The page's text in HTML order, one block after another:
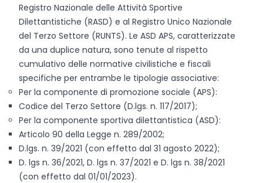
Registro Nazionale delle Attività Sportive
Dilettantistiche (RASD) e al Registro Unico Nazionale
del Terzo Settore (RUNTS). Le ASD APS, caratterizzate
da una duplice natura, sono tenute al rispetto
cumulativo delle normative civilistiche e fiscali
specifiche per entrambe le tipologie associative:
Per la componente di promozione sociale (APS):
Codice del Terzo Settore (D.lgs. n. 117/2017);
Per la componente sportiva dilettantistica (ASD):
Articolo 90 della Legge n. 289/2002;
D.lgs. n. 39/2021 (con effetto dal 31 agosto 2022);
D. lgs n. 36/2021, D. lgs n. 37/2021 e D. lgs n. 38/2021
(con effetto dal 01/01/2023).